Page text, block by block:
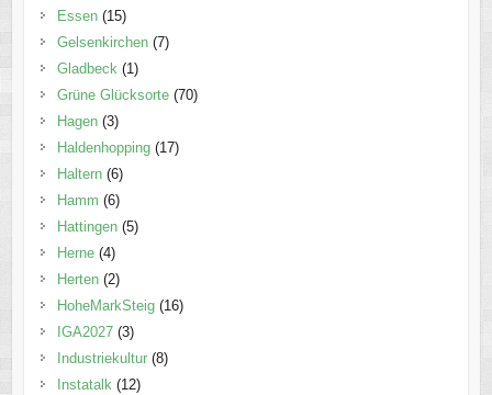
Essen(15)
Gelsenkirchen(7)
Gladbeck(1)
Grüne Glücksorte(70)
Hagen(3)
Haldenhopping(17)
Haltern(6)
Hamm (6)
Hattingen(5)
Herne(4)
Herten(2)
HoheMarkSteig(16)
IGA2027(3)
Industriekultur(8)
Instatalk(12)